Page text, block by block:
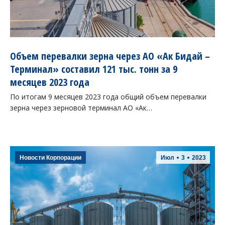
Объем перевалки зерна через АО «Ак Бидай –
Терминал» составил 121 тыс. тонн за 9
месяцев 2023 года
По итогам 9 месяцев 2023 года общий объем перевалки
зерна через зерновой терминал АО «Ак…
Июл 3 2023
Новости Корпорации